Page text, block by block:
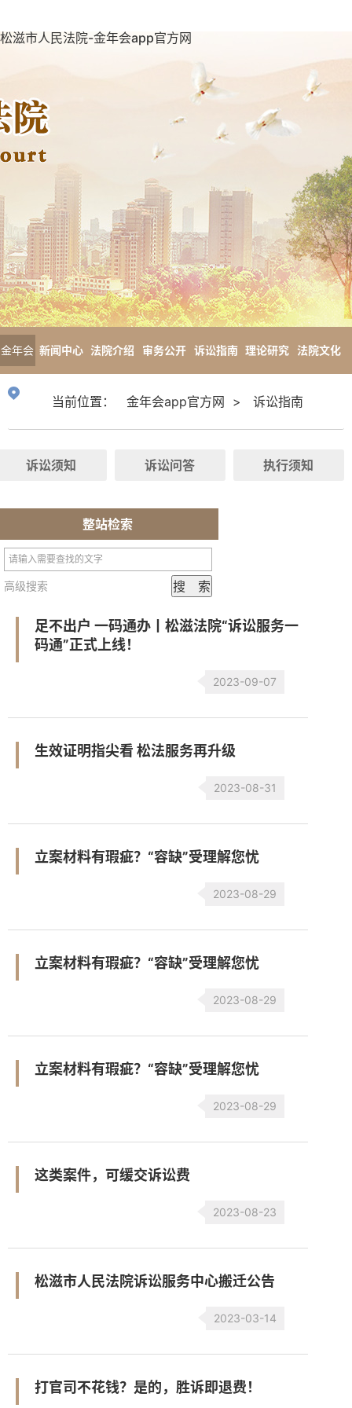
松滋市人民法院-金年会app官方网
金年会 新闻中心 法院介绍 审务公开 诉讼指南 理论研究 法院文化
当前位置： 金年会app官方网 > 诉讼指南
诉讼须知 诉讼问答 执行须知
整站检索
高级搜索
足不出户 一码通办丨松滋法院“诉讼服务一
码通”正式上线！
2023-09-07
生效证明指尖看 松法服务再升级
2023-08-31
立案材料有瑕疵？“容缺”受理解您忧
2023-08-29
立案材料有瑕疵？“容缺”受理解您忧
2023-08-29
立案材料有瑕疵？“容缺”受理解您忧
2023-08-29
这类案件，可缓交诉讼费
2023-08-23
松滋市人民法院诉讼服务中心搬迁公告
2023-03-14
打官司不花钱？是的，胜诉即退费！